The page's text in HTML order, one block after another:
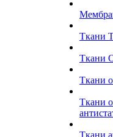
Ткани
Ткани
Ткани
Ткани
Ткани